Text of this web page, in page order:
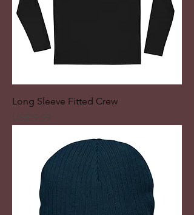
Long Sleeve Fitted Crew
ราคา
US$29.99